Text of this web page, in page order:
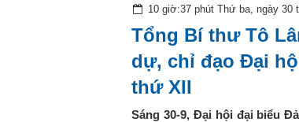
10 giờ:37 phút Thứ ba, ngày 30
Tổng Bí thư Tô
dự, chỉ đạo Đại
thứ XII
Sáng 30-9, Đại hội đại biểu